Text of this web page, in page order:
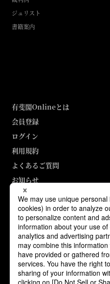
ジュリスト
書籍案内
有斐閣Onlineとは
会員登録
ログイン
利用規約
よくあるご質問
お知らせ